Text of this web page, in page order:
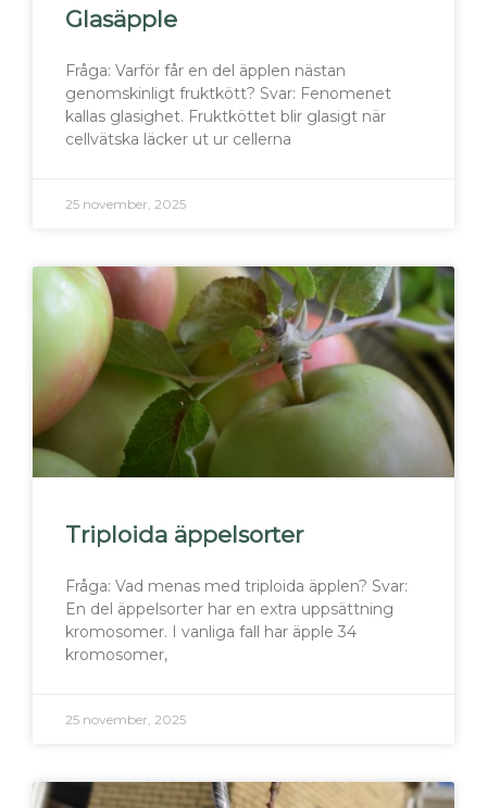
Glasäpple
Fråga: Varför får en del äpplen nästan
genomskinligt fruktkött? Svar: Fenomenet
kallas glasighet. Fruktköttet blir glasigt när
cellvätska läcker ut ur cellerna
25 november, 2025
Triploida äppelsorter
Fråga: Vad menas med triploida äpplen? Svar:
En del äppelsorter har en extra uppsättning
kromosomer. I vanliga fall har äpple 34
kromosomer,
25 november, 2025